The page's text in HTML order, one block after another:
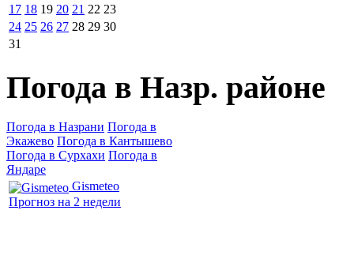
17 18 19 20 21 22 23
24 25 26 27 28 29 30
31
Погода в Назр. районе
Погода в Назрани Погода в
Экажево Погода в Кантышево
Погода в Сурхахи Погода в
Яндаре
Gismeteo
Прогноз на 2 недели